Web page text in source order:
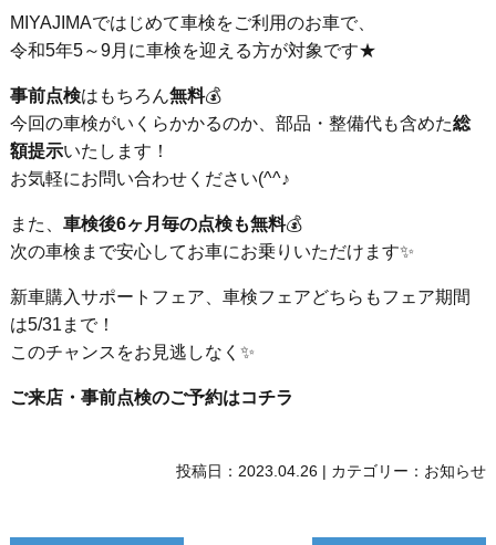
MIYAJIMAではじめて車検をご利用のお車で、
令和5年5～9月に車検を迎える方が対象です★
事前点検はもちろん無料💰
今回の車検がいくらかかるのか、部品・整備代も含めた総
額提示いたします！
お気軽にお問い合わせください(^^♪
また、 車検後6ヶ月毎の点検も無料💰
次の車検まで安心してお車にお乗りいただけます✨
新車購入サポートフェア、車検フェアどちらもフェア期間
は5/31まで！
このチャンスをお見逃しなく✨
ご来店・事前点検のご予約はコチラ
投稿日： 2023.04.26 | カテゴリー： お知らせ